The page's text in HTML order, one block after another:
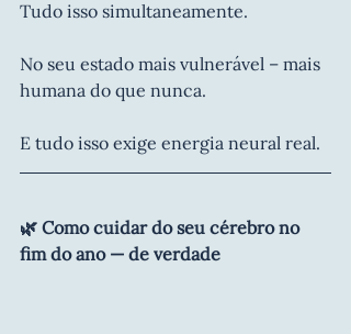
Tudo isso simultaneamente.
No seu estado mais vulnerável – mais
humana do que nunca.
E tudo isso exige energia neural real.
🌿 Como cuidar do seu cérebro no
fim do ano — de verdade